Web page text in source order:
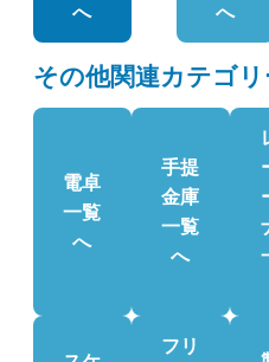
へ
へ
その他関連カテゴリ
電卓
一覧
へ
手提
金庫
一覧
へ
フリ